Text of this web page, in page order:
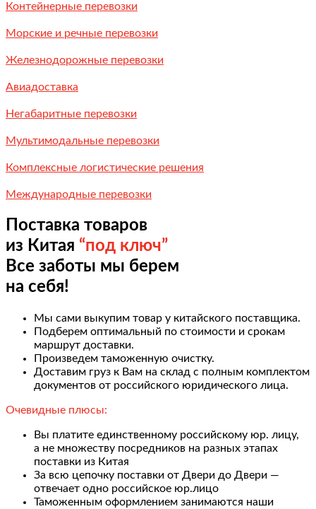
Контейнерные перевозки
Морские и речные перевозки
Железнодорожные перевозки
Авиадоставка
Негабаритные перевозки
Мультимодальные перевозки
Комплексные логистические решения
Международные перевозки
Поставка товаров
из Китая “под ключ”
Все заботы мы берем
на себя!
Мы сами выкупим товар у китайского поставщика.
Подберем оптимальный по стоимости и срокам
маршрут доставки.
Произведем таможенную очистку.
Доставим груз к Вам на склад с полным комплектом
документов от российского юридического лица.
Очевидные плюсы:
Вы платите единственному российскому юр. лицу,
а не множеству посредников на разных этапах
поставки из Китая
За всю цепочку поставки от Двери до Двери —
отвечает одно российское юр.лицо
Таможенным оформлением занимаются наши